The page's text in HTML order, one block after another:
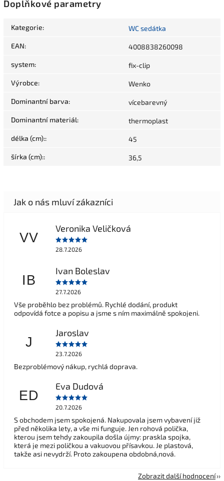
Doplňkové parametry
Kategorie: WC sedátka
EAN: 4008838260098
system: fix-clip
Výrobce: Wenko
Dominantní barva: vícebarevný
Dominantní materiál: thermoplast
délka (cm):: 45
šírka (cm):: 36,5
VV
Veronika Veličková
28.7.2026
IB
Ivan Boleslav
27.7.2026
Vše proběhlo bez problémů. Rychlé dodání, produkt
odpovídá fotce a popisu a jsme s ním maximálně spokojeni.
J
Jaroslav
23.7.2026
Bezproblémový nákup, rychlá doprava.
ED
Eva Dudová
20.7.2026
S obchodem jsem spokojená. Nakupovala jsem vybavení již
před několika lety, a vše mi funguje. Jen rohová polička,
kterou jsem tehdy zakoupila došla újmy: praskla spojka,
která je mezi poličkou a vakuovou přísavkou. Je plastová,
takže asi nevydrží. Proto zakoupena obdobná,nová.
Zobrazit další hodnocení